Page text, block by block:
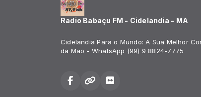
Radio Babaçu FM - Cidelandia - MA
Cidelandia Para o Mundo: A Sua Melhor
da Mão - WhatsApp (99) 9 8824-7775